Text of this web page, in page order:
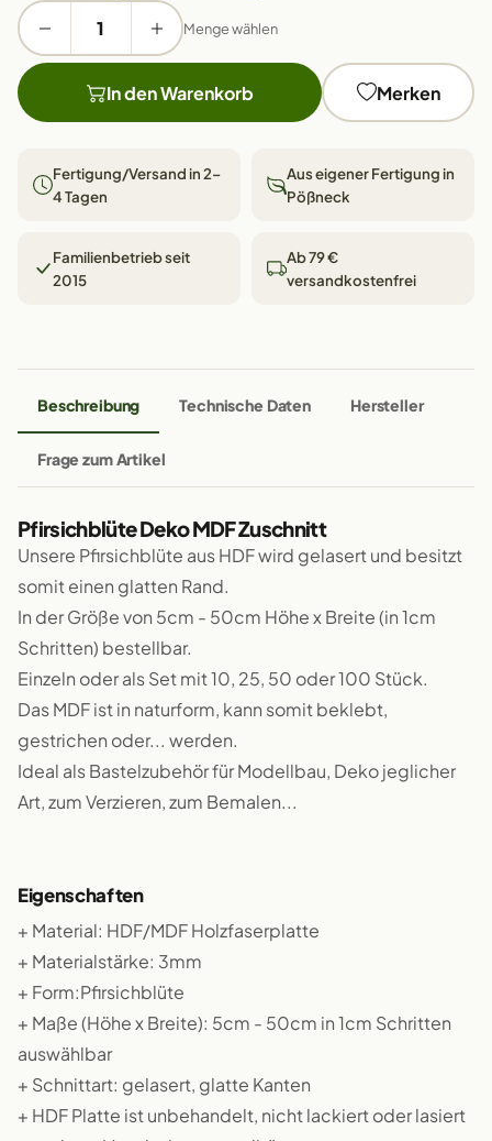
Menge wählen
In den Warenkorb Merken
Fertigung/Versand in 2–
4 Tagen
Aus eigener Fertigung in
Pößneck
Familienbetrieb seit
2015
Ab 79 €
versandkostenfrei
Beschreibung Technische Daten Hersteller
Frage zum Artikel
Pfirsichblüte Deko MDF Zuschnitt
Unsere Pfirsichblüte aus HDF wird gelasert und besitzt
somit einen glatten Rand.
In der Größe von 5cm - 50cm Höhe x Breite (in 1cm
Schritten) bestellbar.
Einzeln oder als Set mit 10, 25, 50 oder 100 Stück.
Das MDF ist in naturform, kann somit beklebt,
gestrichen oder... werden.
Ideal als Bastelzubehör für Modellbau, Deko jeglicher
Art, zum Verzieren, zum Bemalen...
Eigenschaften
+ Material: HDF/MDF Holzfaserplatte
+ Materialstärke: 3mm
+ Form:Pfirsichblüte
+ Maße (Höhe x Breite): 5cm - 50cm in 1cm Schritten
auswählbar
+ Schnittart: gelasert, glatte Kanten
+ HDF Platte ist unbehandelt, nicht lackiert oder lasiert